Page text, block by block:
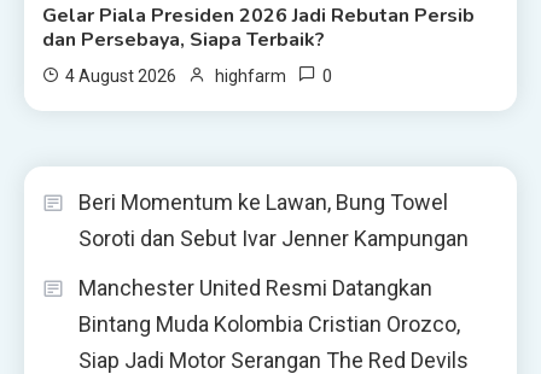
Gelar Piala Presiden 2026 Jadi Rebutan Persib
dan Persebaya, Siapa Terbaik?
4 August 2026 highfarm 0
Beri Momentum ke Lawan, Bung Towel
Soroti dan Sebut Ivar Jenner Kampungan
Manchester United Resmi Datangkan
Bintang Muda Kolombia Cristian Orozco,
Siap Jadi Motor Serangan The Red Devils